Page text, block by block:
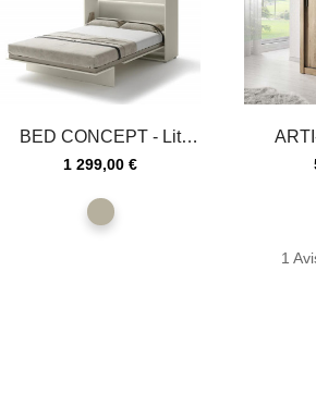
BED CONCEPT - Lit
escamotable 140x200
Prix
1 299,00 €
Cachemire
1